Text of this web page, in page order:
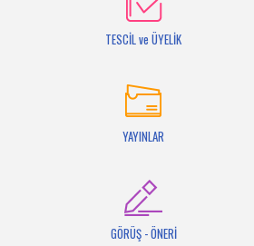
TESCİL ve ÜYELİK
YAYINLAR
GÖRÜŞ - ÖNERİ